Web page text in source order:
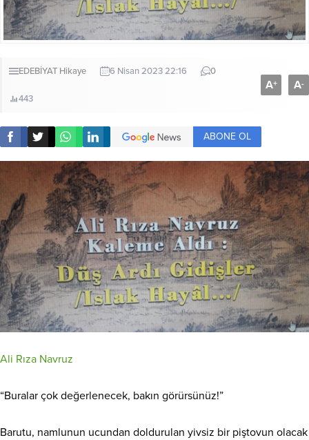
EDEBİYAT Hikaye 6 Nisan 2023 22:16 0
443
A+ A-
ABONE OL
Ali Rıza Navruz
“Buralar çok değerlenecek, bakın görürsünüz!”
Barutu, namlunun ucundan doldurulan yivsiz bir piştovun olacak